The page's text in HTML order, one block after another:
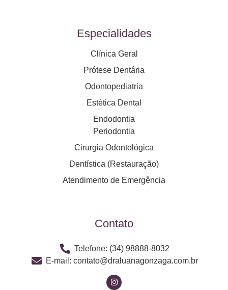
Especialidades
Clínica Geral
Prótese Dentária
Odontopediatria
Estética Dental
Endodontia
Periodontia
Cirurgia Odontológica
Dentística (Restauração)
Atendimento de Emergência
Contato
Telefone: (34) 98888-8032
E-mail: contato@draluanagonzaga.com.br